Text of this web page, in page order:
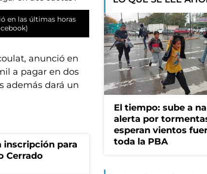
en las últimas horas
anunció en
a pagar en dos
además dará un
inscripción para
Cerrado
El tiempo: sube a
alerta por
esperan vientos
toda la PBA